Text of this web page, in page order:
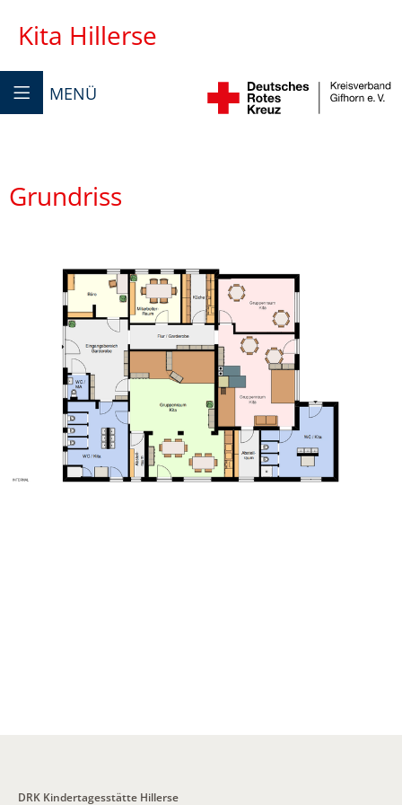
Kita Hillerse
MENÜ
Grundriss
DRK Kindertagesstätte Hillerse